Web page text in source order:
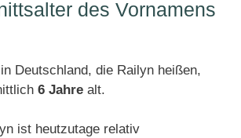
des Vornamens
Deutschland, die Railyn heißen,
6 Jahre alt.
ist heutzutage relativ